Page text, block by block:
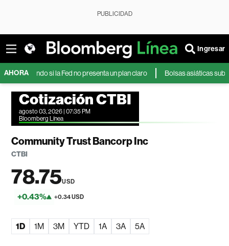
PUBLICIDAD
Ingresar
AHORAsi la Fed no presenta un plan claro Bolsas asiáticas suben
Cotización CTBI
agosto 03, 2026 | 07:35 PM
Bloomberg Línea
Community Trust Bancorp Inc
CTBI
78.75USD
+0.43% +0.34 USD
1D 1M 3M YTD 1A 3A 5A